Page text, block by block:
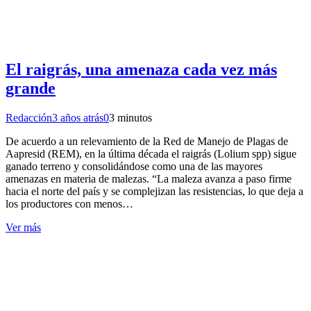
El raigrás, una amenaza cada vez más
grande
Redacción3 años atrás03 minutos
De acuerdo a un relevamiento de la Red de Manejo de Plagas de
Aapresid (REM), en la última década el raigrás (Lolium spp) sigue
ganado terreno y consolidándose como una de las mayores
amenazas en materia de malezas. “La maleza avanza a paso firme
hacia el norte del país y se complejizan las resistencias, lo que deja a
los productores con menos…
Ver más